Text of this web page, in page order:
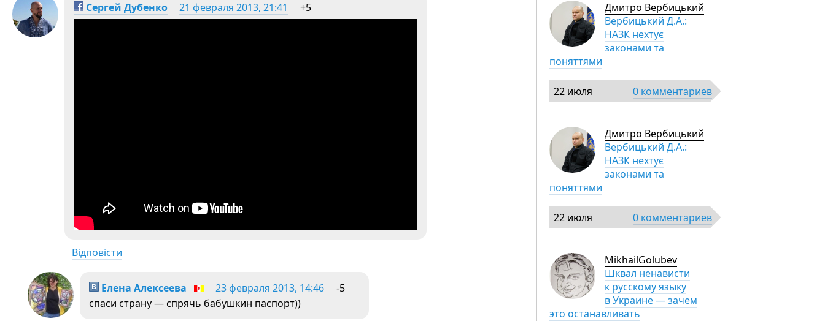
Сергей Дубенко 21 февраля 2013, 21:41 +5
Відповісти
Елена Алексеева 23 февраля 2013, 14:46
-5
спаси страну — спрячь бабушкин паспорт))
Дмитро Вербицький
Вербицький Д.А.:
НАЗК нехтує
законами та
поняттями
22 июля 0 комментариев
Дмитро Вербицький
Вербицький Д.А.:
НАЗК нехтує
законами та
поняттями
22 июля 0 комментариев
MikhailGolubev
Шквал ненависти
к русскому языку
в Украине — зачем
это останавливать